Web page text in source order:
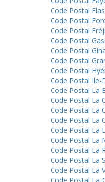
Code Postal
Code Postal
Code Postal
Code Postal
Code Postal
Code Postal
Code Postal
Code Postal Ile-
Code Postal La
Code Postal La
Code Postal La
Code Postal La
Code Postal La
Code Postal La
Code Postal La
Code Postal La
Code Postal La
Code Postal La-